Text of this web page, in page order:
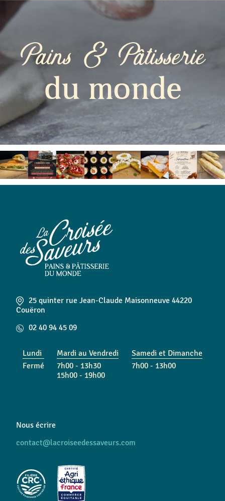
Pains & Pâtisserie
du monde
25 quinter rue Jean-Claude Maisonneuve 44220
Couëron
02 40 94 45 09
Lundi
Fermé
Mardi au Vendredi
7h00 - 13h30
15h00 - 19h00
Samedi et Dimanche
7h00 - 13h00
Nous écrire
contact@lacroiseedessaveurs.com